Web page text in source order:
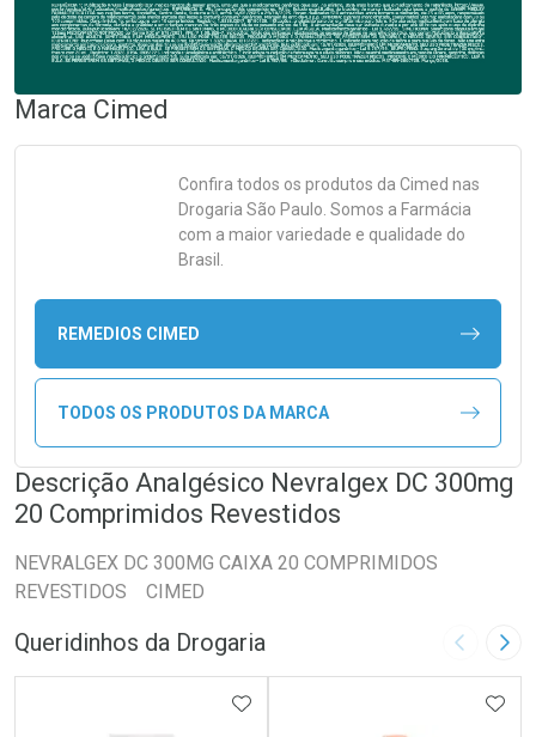
Marca Cimed
Confira todos os produtos da Cimed nas
Drogaria São Paulo. Somos a Farmácia
com a maior variedade e qualidade do
Brasil.
REMEDIOS CIMED
TODOS OS PRODUTOS DA MARCA
Descrição Analgésico Nevralgex DC 300mg
20 Comprimidos Revestidos
NEVRALGEX DC 300MG CAIXA 20 COMPRIMIDOS
REVESTIDOS CIMED
Queridinhos da Drogaria Imagem
ADICIONAR AOS FAVORITOS